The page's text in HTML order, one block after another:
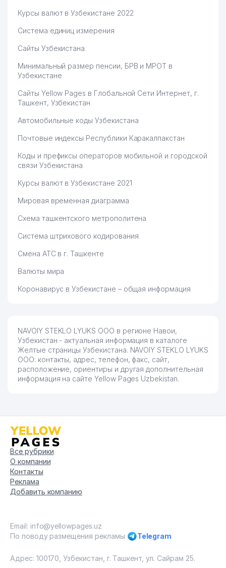
Курсы валют в Узбекистане 2022
Система единиц измерения
Сайты Узбекистана
Минимальный размер пенсии, БРВ и МРОТ в
Узбекистане
Сайты Yellow Pages в Глобальной Сети Интернет, г.
Ташкент, Узбекистан
Автомобильные коды Узбекистана
Почтовые индексы Республики Каракалпакстан
Коды и префиксы операторов мобильной и городской
связи Узбекистана
Курсы валют в Узбекистане 2021
Мировая временная диаграмма
Схема ташкентского метрополитена
Система штрихового кодирования
Смена АТС в г. Ташкенте
Валюты мира
Коронавирус в Узбекистане – общая информация
NAVOIY STEKLO LYUKS ООО в регионе Навои,
Узбекистан - актуальная информация в каталоге
Желтые страницы Узбекистана. NAVOIY STEKLO LYUKS
ООО: контакты, адрес, телефон, факс, сайт,
расположение, ориентиры и другая дополнительная
информация на сайте Yellow Pages Uzbekistan.
Все рубрики
О компании
Контакты
Реклама
Добавить компанию
Email: info@yellowpages.uz
По поводу размещения рекламы
Telegram
Адрес: 100170, Узбекистан, г. Ташкент, ул. Сайрам 25.